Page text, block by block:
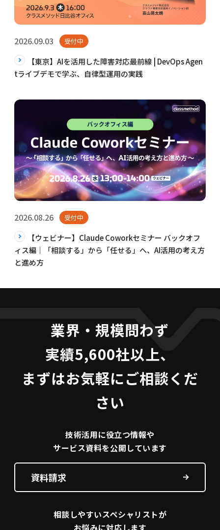
2026.09.03 受付中
【東京】AIを活用した障害対応最前線 | DevOps Agen
tライブデモで学ぶ、自律型運用の実践
2026.08.26 受付中
【ウェビナー】Claude Coworkセミナー バックオフ
ィス編｜「相談する」から「任せる」へ、AI活用の考え方
と進め方
業界・規模問わず
実績5,600社以上、
まずはお気軽にご相談くだ
さい
技術活用に役立つ情報や
サービス資料を公開しています
資料請求
相談しやすいスペシャリストが
お悩みに対応します